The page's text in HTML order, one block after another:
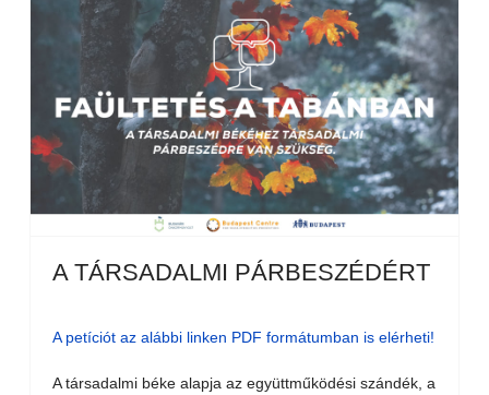
A TÁRSADALMI PÁRBESZÉDÉRT
A petíciót az alábbi linken PDF formátumban is elérheti!
A társadalmi béke alapja az együttműködési szándék, a